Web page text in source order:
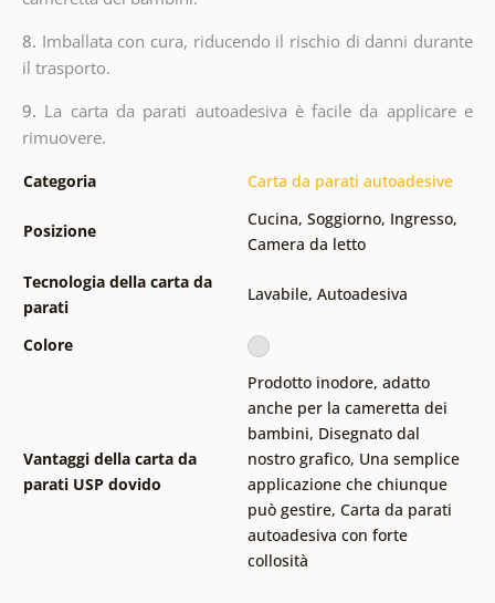
8. Imballata con cura, riducendo il rischio di danni durante
il trasporto.
9. La carta da parati autoadesiva è facile da applicare e
rimuovere.
Categoria Carta da parati autoadesive
Posizione
Cucina, Soggiorno, Ingresso,
Camera da letto
Tecnologia della carta da
parati
Lavabile, Autoadesiva
Colore
Vantaggi della carta da
parati USP dovido
Prodotto inodore, adatto
anche per la cameretta dei
bambini, Disegnato dal
nostro grafico, Una semplice
applicazione che chiunque
può gestire, Carta da parati
autoadesiva con forte
collosità